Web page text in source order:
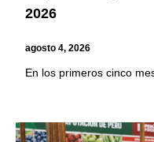
2026
agosto 4, 2026
En los primeros cinco